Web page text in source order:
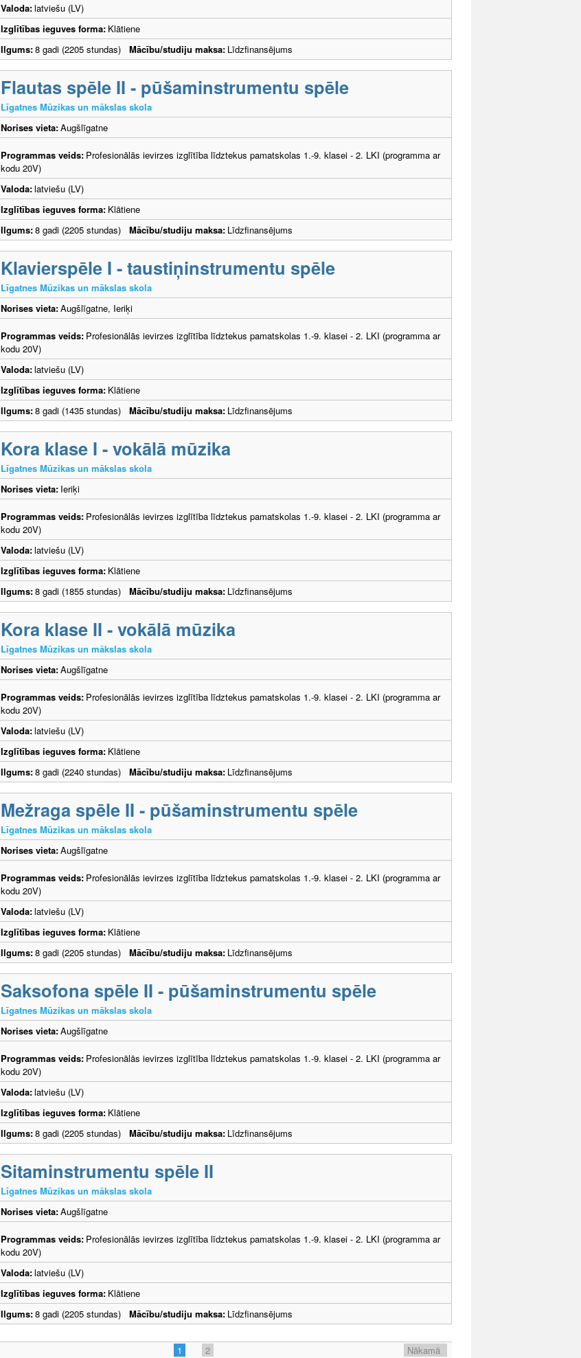
Valoda:latviešu (LV)
Izglītības ieguves forma: Klātiene
Ilgums:8 gadi (2205 stundas) Mācību/studiju maksa: Līdzfinansējums
Flautas spēle II - pūšaminstrumentu spēle
Līgatnes Mūzikas un mākslas skola
Norises vieta:Augšlīgatne
Programmas veids: Profesionālās ievirzes izglītība līdztekus pamatskolas 1.-9. klasei - 2. LKI (programma ar
kodu 20V)
Valoda:latviešu (LV)
Izglītības ieguves forma: Klātiene
Ilgums:8 gadi (2205 stundas) Mācību/studiju maksa: Līdzfinansējums
Klavierspēle I - taustiņinstrumentu spēle
Līgatnes Mūzikas un mākslas skola
Norises vieta:Augšlīgatne, Ieriķi
Programmas veids: Profesionālās ievirzes izglītība līdztekus pamatskolas 1.-9. klasei - 2. LKI (programma ar
kodu 20V)
Valoda:latviešu (LV)
Izglītības ieguves forma: Klātiene
Ilgums:8 gadi (1435 stundas) Mācību/studiju maksa: Līdzfinansējums
Kora klase I - vokālā mūzika
Līgatnes Mūzikas un mākslas skola
Norises vieta: Ieriķi
Programmas veids: Profesionālās ievirzes izglītība līdztekus pamatskolas 1.-9. klasei - 2. LKI (programma ar
kodu 20V)
Valoda:latviešu (LV)
Izglītības ieguves forma: Klātiene
Ilgums:8 gadi (1855 stundas) Mācību/studiju maksa: Līdzfinansējums
Kora klase II - vokālā mūzika
Līgatnes Mūzikas un mākslas skola
Norises vieta:Augšlīgatne
Programmas veids: Profesionālās ievirzes izglītība līdztekus pamatskolas 1.-9. klasei - 2. LKI (programma ar
kodu 20V)
Valoda:latviešu (LV)
Izglītības ieguves forma: Klātiene
Ilgums:8 gadi (2240 stundas) Mācību/studiju maksa: Līdzfinansējums
Mežraga spēle II - pūšaminstrumentu spēle
Līgatnes Mūzikas un mākslas skola
Norises vieta:Augšlīgatne
Programmas veids: Profesionālās ievirzes izglītība līdztekus pamatskolas 1.-9. klasei - 2. LKI (programma ar
kodu 20V)
Valoda:latviešu (LV)
Izglītības ieguves forma: Klātiene
Ilgums:8 gadi (2205 stundas) Mācību/studiju maksa: Līdzfinansējums
Saksofona spēle II - pūšaminstrumentu spēle
Līgatnes Mūzikas un mākslas skola
Norises vieta:Augšlīgatne
Programmas veids: Profesionālās ievirzes izglītība līdztekus pamatskolas 1.-9. klasei - 2. LKI (programma ar
kodu 20V)
Valoda:latviešu (LV)
Izglītības ieguves forma: Klātiene
Ilgums:8 gadi (2205 stundas) Mācību/studiju maksa: Līdzfinansējums
Sitaminstrumentu spēle II
Līgatnes Mūzikas un mākslas skola
Norises vieta:Augšlīgatne
Programmas veids: Profesionālās ievirzes izglītība līdztekus pamatskolas 1.-9. klasei - 2. LKI (programma ar
kodu 20V)
Valoda:latviešu (LV)
Izglītības ieguves forma: Klātiene
Ilgums:8 gadi (2205 stundas) Mācību/studiju maksa: Līdzfinansējums
1 2 Nākamā